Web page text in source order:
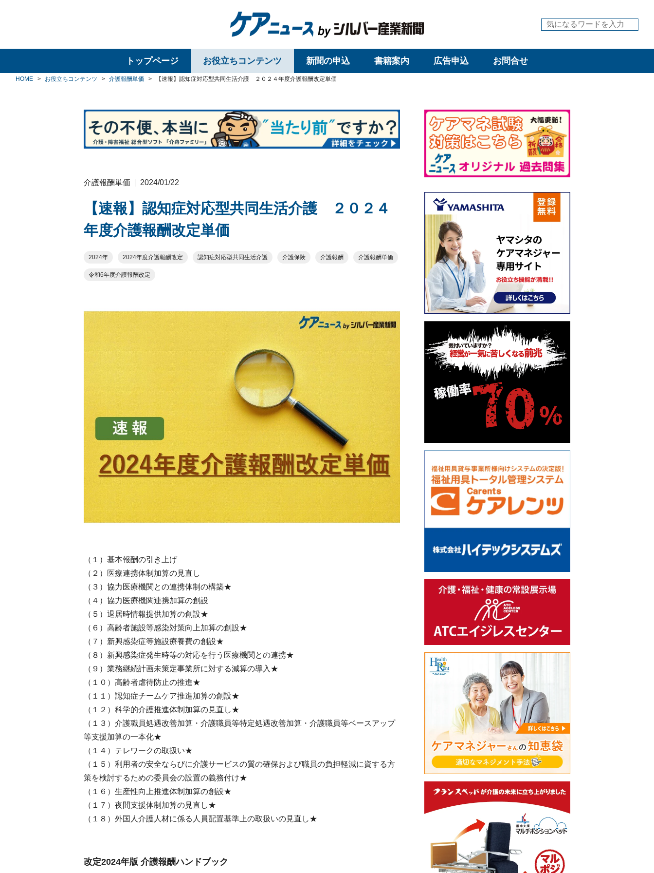
トップページ お役立ちコンテンツ 新聞の申込 書籍案内 広告申込 お問合せ
HOME お役立ちコンテンツ 介護報酬単価 【速報】認知症対応型共同生活介護 ２０２４年度介護報酬改定単価
介護報酬単価 2024/01/22
【速報】認知症対応型共同生活介護 ２０２４
年度介護報酬改定単価
2024年 2024年度介護報酬改定 認知症対応型共同生活介護 介護保険 介護報酬 介護報酬単価
令和6年度介護報酬改定
（１）基本報酬の引き上げ
（２）医療連携体制加算の見直し
（３）協力医療機関との連携体制の構築★
（４）協力医療機関連携加算の創設
（５）退居時情報提供加算の創設★
（６）高齢者施設等感染対策向上加算の創設★
（７）新興感染症等施設療養費の創設★
（８）新興感染症発生時等の対応を行う医療機関との連携★
（９）業務継続計画未策定事業所に対する減算の導入★
（１０）高齢者虐待防止の推進★
（１１）認知症チームケア推進加算の創設★
（１２）科学的介護推進体制加算の見直し★
（１３）介護職員処遇改善加算・介護職員等特定処遇改善加算・介護職員等ベースアップ
等支援加算の一本化★
（１４）テレワークの取扱い★
（１５）利用者の安全ならびに介護サービスの質の確保および職員の負担軽減に資する方
策を検討するための委員会の設置の義務付け★
（１６）生産性向上推進体制加算の創設★
（１７）夜間支援体制加算の見直し★
（１８）外国人介護人材に係る人員配置基準上の取扱いの見直し★
改定2024年版 介護報酬ハンドブック